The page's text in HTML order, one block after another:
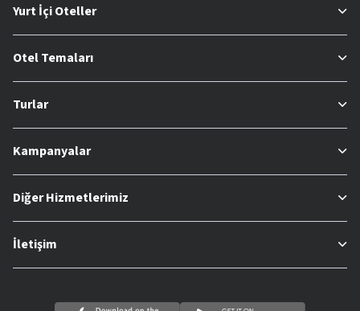
Yurt İçi Oteller
Otel Temaları
Turlar
Kampanyalar
Diğer Hizmetlerimiz
İletişim